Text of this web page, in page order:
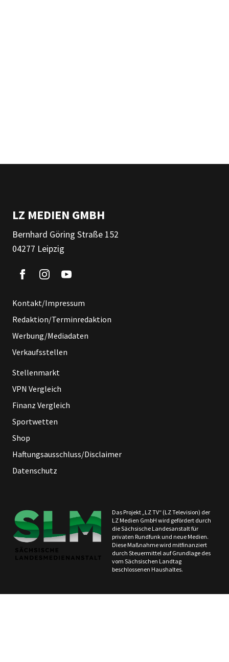
LZ MEDIEN GMBH
Bernhard Göring Straße 152
04277 Leipzig
Kontakt/Impressum
Redaktion/Terminredaktion
Werbung/Mediadaten
Verkaufsstellen
Stellenmarkt
VPN Vergleich
Finanz Vergleich
Sportwetten
Shop
Haftungsausschluss/Disclaimer
Datenschutz
Das Projekt „LZ TV“ (LZ Television) der
LZ Medien GmbH wird gefördert durch
die Sächsische Landesanstalt für
privaten Rundfunk und neue Medien.
Diese Maßnahme wird mitfinanziert
durch Steuermittel auf Grundlage des
vom Sächsischen Landtag
beschlossenen Haushaltes.